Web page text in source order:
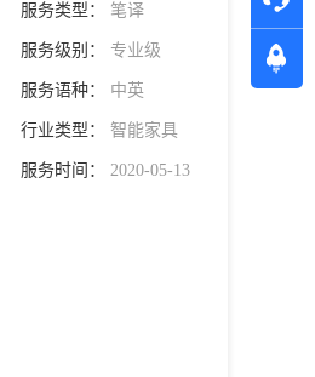
服务类型： 笔译
服务级别： 专业级
服务语种： 中英
行业类型： 智能家具
服务时间： 2020-05-13